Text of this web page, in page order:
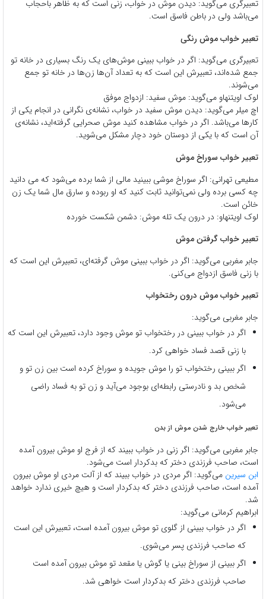
تعبیرگری می‌گوید: دیدن موش در خواب، زنی است که به ظاهر باحجاب
می‌باشد ولی در باطن فاسق است.
تعبیر خواب موش رنگی
تعبیرگری می‌گوید: اگر در خواب ببینی موش‌های یک ‌رنگ بسیاری در خانه تو
جمع شده‌اند، تعبیرش این است که به تعداد آن‌ها زن‌ها در خانه تو جمع
می‌شوند.
لوک اویتنهاو می‌گوید: موش سفید: ازدواج موفق
اچ ميلر مى‌گويد: ديدن موش سفيد در خواب، نشانه‌ى نگرانى در انجام يكى از
كارها مى‌باشد. اگر در خواب مشاهده كنيد موش صحرايى گرفته‌ايد، نشانه‌ى
آن است كه با يكى از دوستان خود دچار مشكل مى‌شويد.
تعبیر خواب سوراخ موش
مطیعی تهرانی: اگر سوراخ موشی ببینید مالی از شما برده می‌شود که می دانید
چه کسی برده ولی نمی‌توانید ثابت کنید که او ربوده و سارق مال شما یک زن
خائن است.
لوک اویتنهاو: در درون یک تله موش: دشمن شکست خورده
تعبیر خواب گرفتن موش
جابر مغربی می‌گوید: اگر در خواب ببینی موش گرفته‌ای، تعبیرش این است که
با زنی فاسق ازدواج می‌کنی.
تعبیر خواب موش درون رختخواب
جابر مغربی می‌گوید:
اگر در خواب ببینی در رختخواب تو موش وجود دارد، تعبیرش این است که
با زنی قصد فساد خواهی کرد.
اگر ببینی رختخواب تو را موش جویده و سوراخ کرده است بین زن تو و
شخص بد و نادرستی رابطه‌ای بوجود می‌آید و زن تو به فساد راضی
می‌شود.
تعبیر خواب خارج شدن موش از بدن
جابر مغربی می‌گوید: اگر زنی در خواب ببیند که از فرج او موش بیرون آمده
است، صاحب فرزندی دختر که بدکردار است می‌شود.
ابن سیرین می‌گوید: اگر مردی در خواب ببیند که از آلت مردی او موش بیرون
آمده است، صاحب فرزندی دختر که بدکردار است و هیچ خیری ندارد خواهد
شد.
ابراهیم کرمانی می‌گوید:
اگر در خواب ببینی از گلوی تو موش بیرون آمده است، تعبیرش این است
که صاحب فرزندی پسر می‌شوی.
اگر ببینی از سوراخ بینی یا گوش یا مقعد تو موش بیرون آمده است
صاحب فرزندی دختر که بدکردار است خواهی شد.